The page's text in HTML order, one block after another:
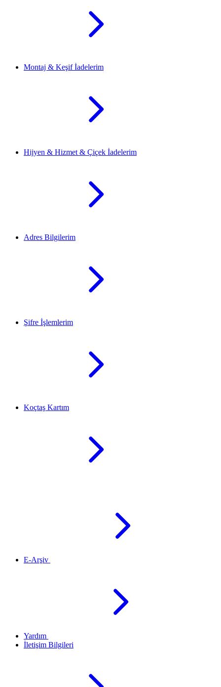
Montaj & Keşif İadelerim
Hijyen & Hizmet & Çiçek İadelerim
Adres Bilgilerim
Şifre İşlemlerim
Koçtaş Kartım
E-Arşiv
Yardım
İletişim Bilgileri